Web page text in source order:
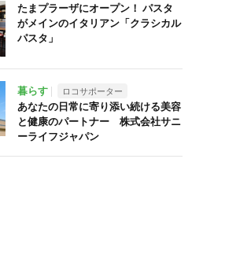
たまプラーザにオープン！ パスタ
がメインのイタリアン「クラシカル
パスタ」
暮らす ロコサポーター
あなたの日常に寄り添い続ける美容
と健康のパートナー 株式会社サニ
ーライフジャパン